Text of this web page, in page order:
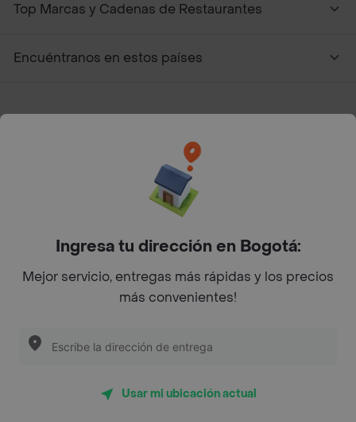
Top Marcas y Cadenas de Restaurantes
Encuéntranos en estos países
Google play
Categorías
Ingresa tu dirección en Bogotá:
Mejor servicio, entregas más rápidas y los precios
más convenientes!
Usar mi ubicación actual